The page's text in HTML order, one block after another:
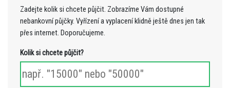
Zadejte kolik si chcete půjčit. Zobrazíme Vám dostupné
nebankovní půjčky. Vyřízení a vyplacení klidně ještě dnes jen tak
přes internet. Doporučujeme.
Kolik si chcete půjčit?